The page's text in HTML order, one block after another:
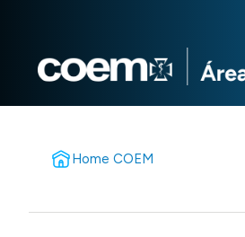
Home COEM